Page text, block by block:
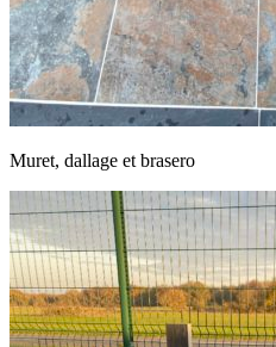
Muret, dallage et brasero